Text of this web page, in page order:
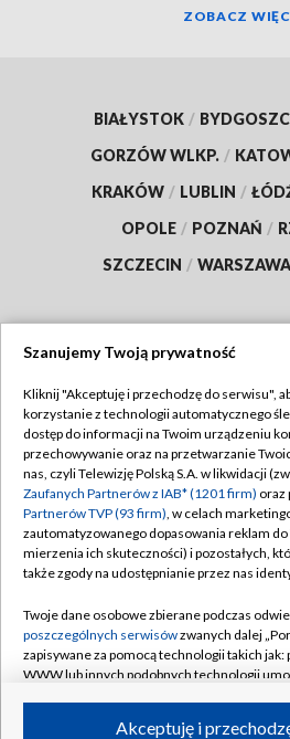
ZOBACZ
BIAŁYSTOK /
GORZÓW WLKP. /
KRAKÓW / LUBLIN /
OPOLE / POZNAŃ /
SZCZECIN / WARSZAWA
TVP
Abonament TVP
Emisja w TVP
Centrum informacji TVP
Naziemna Telewizja Cyfrowa
Rada Programowa
System NOS
Informacje o nadawcy
Regulamin
Polityka
Moje
Pomoc
Kontakt
Kanały
Szanujemy Twoją prywatność
Kliknij "Akceptuję i przechodzę do serwisu",
korzystanie z technologii automatycznego
dostęp do informacji na Twoim urządzeniu
przechowywanie oraz na przetwarzanie
nas, czyli Telewizję Polską S.A. w likwidacji
Zaufanych Partnerów z IAB* (1201 firm) oraz
Partnerów TVP (93 firm), w celach
zautomatyzowanego dopasowania reklam
mierzenia ich skuteczności) i pozostałych,
także zgody na udostępnianie przez nas
Twoje dane osobowe zbierane podczas
poszczególnych serwisówzwanych dalej
zapisywane za pomocą technologii takich
WWW lub innych podobnych technologii
ruchu w Internecie.Akceptuję i